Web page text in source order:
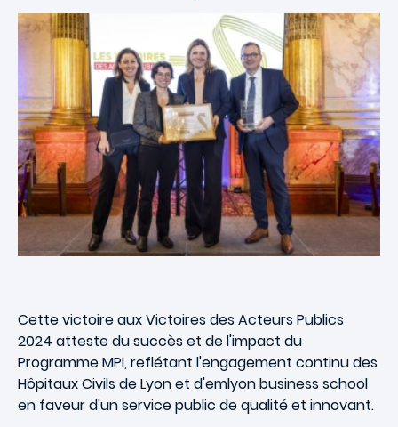
Cette victoire aux Victoires des Acteurs Publics
2024 atteste du succès et de l'impact du
Programme MPI, reflétant l'engagement continu des
Hôpitaux Civils de Lyon et d'emlyonbusiness school
en faveur d'un service public de qualité et innovant.